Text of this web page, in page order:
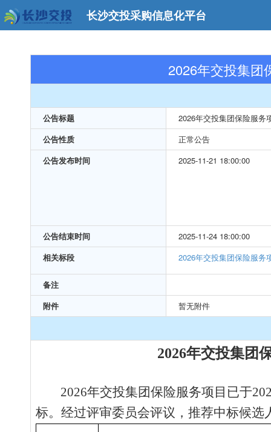
长沙交投采购信息化平台
2026年交投集团
公告标题
2026年交投集团保险服务
公告性质
正常公告
公告发布时间
2025-11-21 18:00:00
公告结束时间
2025-11-24 18:00:00
相关标段
2026年交投集团保险服务
备注
附件
暂无附件
2026年交投集团
2026年交投集团保险服务项目 已于
标。经过评审委员会评议，推荐中标候选